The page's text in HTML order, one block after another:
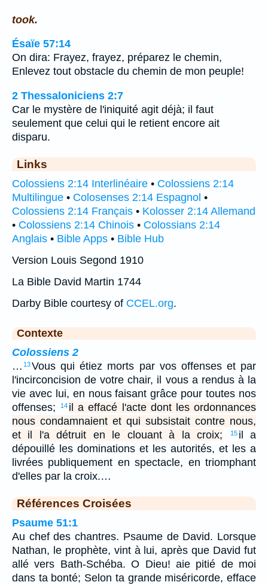
took.
Ésaïe 57:14
On dira: Frayez, frayez, préparez le chemin,
Enlevez tout obstacle du chemin de mon peuple!
2 Thessaloniciens 2:7
Car le mystère de l'iniquité agit déjà; il faut
seulement que celui qui le retient encore ait
disparu.
Links
Colossiens 2:14 Interlinéaire • Colossiens 2:14
Multilingue • Colosenses 2:14 Espagnol •
Colossiens 2:14 Français • Kolosser 2:14 Allemand
• Colossiens 2:14 Chinois • Colossians 2:14
Anglais • Bible Apps • Bible Hub
Version Louis Segond 1910
La Bible David Martin 1744
Darby Bible courtesy of CCEL.org.
Contexte
Colossiens 2
… 13Vous qui étiez morts par vos offenses et par
l'incirconcision de votre chair, il vous a rendus à la
vie avec lui, en nous faisant grâce pour toutes nos
offenses;
14 il a effacé l'acte dont les ordonnances
nous condamnaient et qui subsistait contre nous,
et il l'a détruit en le clouant à la croix;
15 il a
dépouillé les dominations et les autorités, et les a
livrées publiquement en spectacle, en triomphant
d'elles par la croix.…
Références Croisées
Psaume 51:1
Au chef des chantres. Psaume de David. Lorsque
Nathan, le prophète, vint à lui, après que David fut
allé vers Bath-Schéba. O Dieu! aie pitié de moi
dans ta bonté; Selon ta grande miséricorde, efface